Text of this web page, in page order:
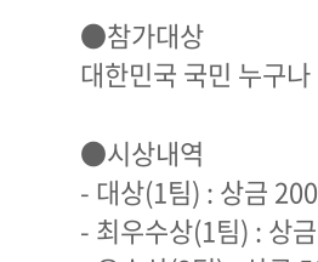
●참가대상
대한민국 국민 누구
●시상내역
- 대상(1팀) : 상금
- 최우수상(1팀) : 상